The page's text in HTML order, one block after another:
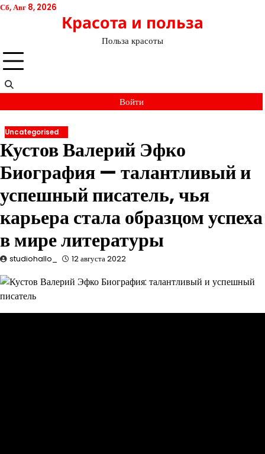
Перейти
Сб, Авг 8, 2026
Красота и польза
Польза красоты
Войти
Uncategorised
Кустов Валерий Эфко
Биография — талантливый и
успешный писатель, чья
карьера стала образцом успеха
в мире литературы
studiohallo_ 12 августа 2022